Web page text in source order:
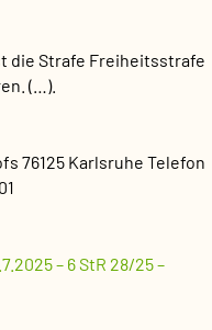
die Strafe Freiheitsstrafe
(…).
76125 Karlsruhe Telefon
– 6 StR 28/25 –